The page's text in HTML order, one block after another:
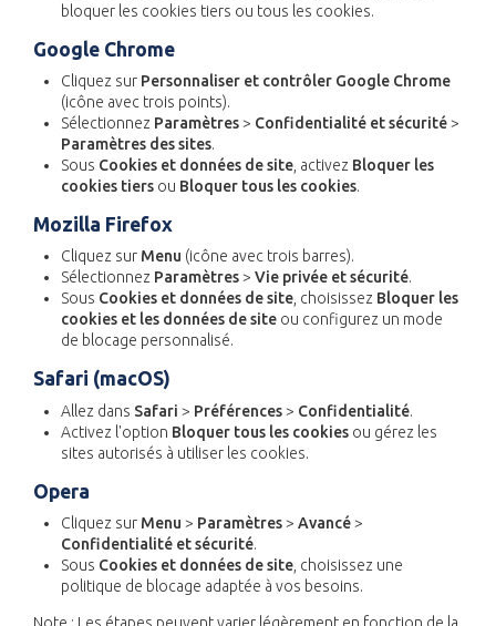
bloquer les cookies tiers ou tous les cookies.
Google Chrome
Cliquez sur Personnaliser et contrôler Google Chrome
(icône avec trois points).
Sélectionnez Paramètres> Confidentialité et sécurité>
Paramètres des sites.
Sous Cookies et données de site , activez Bloquer les
cookies tiers ou Bloquer tous les cookies.
Mozilla Firefox
Cliquez sur Menu (icône avec trois barres).
Sélectionnez Paramètres>Vie privée et sécurité.
Sous Cookies et données de site, choisissez Bloquer les
cookies et les données de site ou configurez un mode
de blocage personnalisé.
Safari (macOS)
Allez dans Safari > Préférences> Confidentialité.
Activez l'option Bloquer tous les cookies ou gérez les
sites autorisés à utiliser les cookies.
Opera
Cliquez sur Menu > Paramètres>Avancé>
Confidentialité et sécurité.
Sous Cookies et données de site , choisissez une
politique de blocage adaptée à vos besoins.